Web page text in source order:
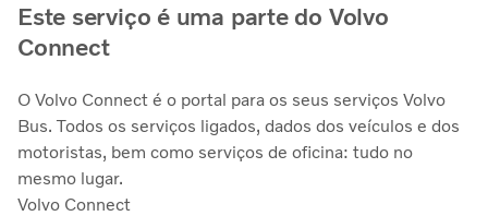
Este serviço é uma parte do Volvo
Connect
O Volvo Connect é o portal para os seus serviços Volvo
Bus. Todos os serviços ligados, dados dos veículos e dos
motoristas, bem como serviços de oficina: tudo no
mesmo lugar.
Volvo Connect